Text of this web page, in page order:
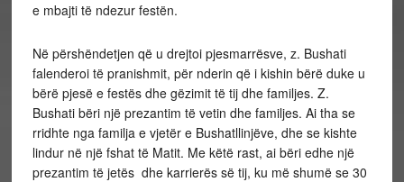
e mbajti të ndezur festën.
Në përshëndetjen që u drejtoi pjesmarrësve, z. Bushati
falenderoi të pranishmit, për nderin që i kishin bërë duke u
bërë pjesë e festës dhe gëzimit të tij dhe familjes. Z.
Bushati bëri një prezantim të vetin dhe familjes. Ai tha se
rridhte nga familja e vjetër e Bushatllinjëve, dhe se kishte
lindur në një fshat të Matit. Me këtë rast, ai bëri edhe një
prezantim të jetës dhe karrierës së tij, ku më shumë se 30